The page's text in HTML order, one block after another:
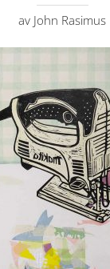
av John Rasimus